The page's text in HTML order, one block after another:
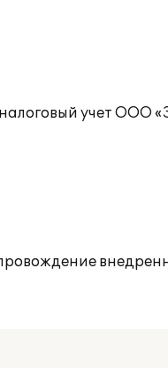
учет ООО